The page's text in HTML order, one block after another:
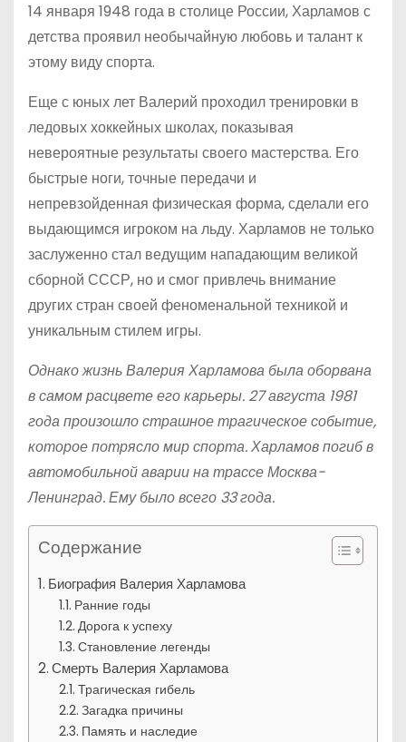
14 января 1948 года в столице России, Харламов с
детства проявил необычайную любовь и талант к
этому виду спорта.
Еще с юных лет Валерий проходил тренировки в
ледовых хоккейных школах, показывая
невероятные результаты своего мастерства. Его
быстрые ноги, точные передачи и
непревзойденная физическая форма, сделали его
выдающимся игроком на льду. Харламов не только
заслуженно стал ведущим нападающим великой
сборной СССР, но и смог привлечь внимание
других стран своей феноменальной техникой и
уникальным стилем игры.
Однако жизнь Валерия Харламова была оборвана
в самом расцвете его карьеры. 27 августа 1981
года произошло страшное трагическое событие,
которое потрясло мир спорта. Харламов погиб в
автомобильной аварии на трассе Москва-
Ленинград. Ему было всего 33 года.
Содержание
Биография Валерия Харламова
Ранние годы
Дорога к успеху
Становление легенды
Смерть Валерия Харламова
Трагическая гибель
Загадка причины
Память и наследие